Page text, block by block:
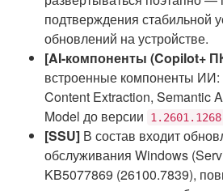
подтверждения стабильной
обновлений на устройстве.
[AI-компоненты (Copilot+
встроенные компоненты ИИ:
Content Extraction, Semantic
Model до версии
[SSU] В состав входит
обслуживания Windows
KB5077869 (26100.7839),